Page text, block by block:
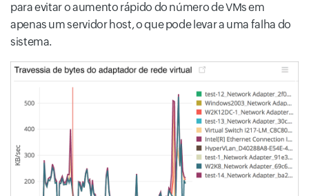
para evitar o aumento rápido do número de VMs em
apenas um servidor host, o que pode levar a uma falha do
sistema.